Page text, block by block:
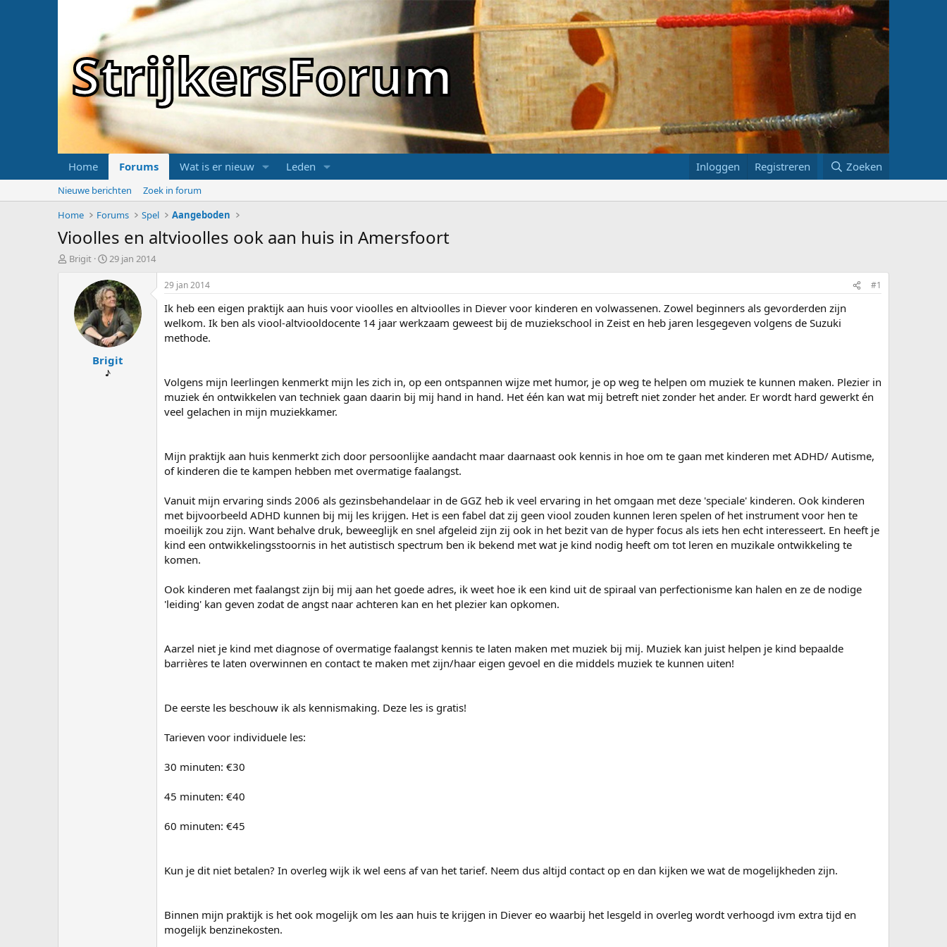
StrijkersForum
Home Forums Wat is er nieuw Leden Inloggen Registreren Zoeken
Nieuwe berichten
Zoek in forum
Home
Forums Spel Aangeboden
Vioolles en altvioolles ook aan huis in Amersfoort
T
Brigit
S
a
r
t
d
a
t
u
m
29 jan 2014
Brigit
♪
29 jan 2014 #1
Ik heb een eigen praktijk aan huis voor vioolles en altvioolles in Diever voor kinderen en volwassenen. Zowel beginners als gevorderden zijn
welkom. Ik ben als viool-altviooldocente 14 jaar werkzaam geweest bij de muziekschool in Zeist en heb jaren lesgegeven volgens de Suzuki
methode.
Volgens mijn leerlingen kenmerkt mijn les zich in, op een ontspannen wijze met humor, je op weg te helpen om muziek te kunnen maken. Plezier in
muziek én ontwikkelen van techniek gaan daarin bij mij hand in hand. Het één kan wat mij betreft niet zonder het ander. Er wordt hard gewerkt én
veel gelachen in mijn muziekkamer.
Mijn praktijk aan huis kenmerkt zich door persoonlijke aandacht maar daarnaast ook kennis in hoe om te gaan met kinderen met ADHD/ Autisme,
of kinderen die te kampen hebben met overmatige faalangst.
Vanuit mijn ervaring sinds 2006 als gezinsbehandelaar in de GGZ heb ik veel ervaring in het omgaan met deze 'speciale' kinderen. Ook kinderen
met bijvoorbeeld ADHD kunnen bij mij les krijgen. Het is een fabel dat zij geen viool zouden kunnen leren spelen of het instrument voor hen te
moeilijk zou zijn. Want behalve druk, beweeglijk en snel afgeleid zijn zij ook in het bezit van de hyper focus als iets hen echt interesseert. En heeft je
kind een ontwikkelingsstoornis in het autistisch spectrum ben ik bekend met wat je kind nodig heeft om tot leren en muzikale ontwikkeling te
komen.
Ook kinderen met faalangst zijn bij mij aan het goede adres, ik weet hoe ik een kind uit de spiraal van perfectionisme kan halen en ze de nodige
'leiding' kan geven zodat de angst naar achteren kan en het plezier kan opkomen.
Aarzel niet je kind met diagnose of overmatige faalangst kennis te laten maken met muziek bij mij. Muziek kan juist helpen je kind bepaalde
barrières te laten overwinnen en contact te maken met zijn/haar eigen gevoel en die middels muziek te kunnen uiten!
De eerste les beschouw ik als kennismaking. Deze les is gratis!
Tarieven voor individuele les:
30 minuten: €30
45 minuten: €40
60 minuten: €45
Kun je dit niet betalen? In overleg wijk ik wel eens af van het tarief. Neem dus altijd contact op en dan kijken we wat de mogelijkheden zijn.
Binnen mijn praktijk is het ook mogelijk om les aan huis te krijgen in Diever eo waarbij het lesgeld in overleg wordt verhoogd ivm extra tijd en
mogelijk benzinekosten.